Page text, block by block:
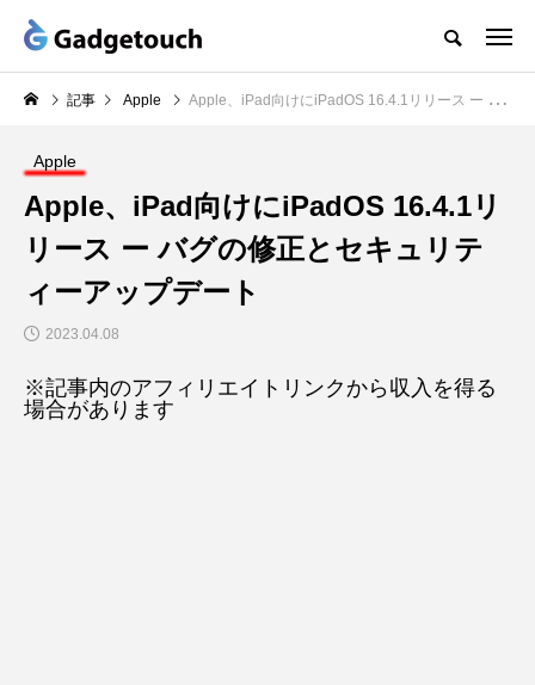
記事 Apple Apple、iPad向けにiPadOS 16.4.1リリース ー バグの修正とセキュリティーアップデート
Apple
Apple、iPad向けにiPadOS 16.4.1リ
リース ー バグの修正とセキュリテ
ィーアップデート
2023.04.08
※記事内のアフィリエイトリンクから収入を得る
場合があります